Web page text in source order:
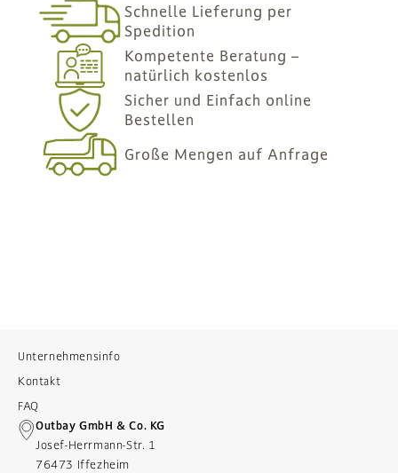
Schnelle Lieferung per
Spedition
Kompetente Beratung –
natürlich kostenlos
Sicher und Einfach online
Bestellen
Große Mengen auf Anfrage
Unternehmensinfo
Kontakt
FAQ
Outbay GmbH & Co. KG
Josef-Herrmann-Str. 1
76473 Iffezheim